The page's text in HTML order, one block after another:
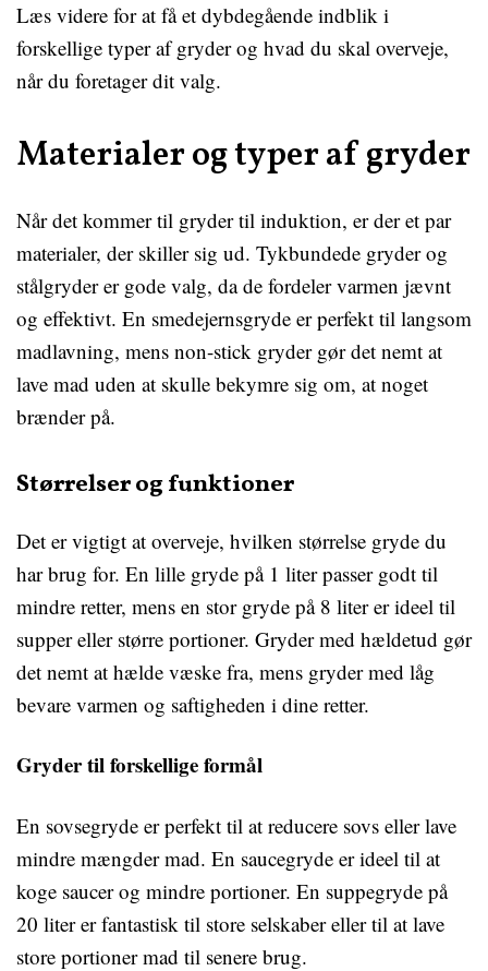
Læs videre for at få et dybdegående indblik i
forskellige typer af gryder og hvad du skal overveje,
når du foretager dit valg.
Materialer og typer af gryder
Når det kommer til gryder til induktion, er der et par
materialer, der skiller sig ud. Tykbundede gryder og
stålgryder er gode valg, da de fordeler varmen jævnt
og effektivt. En smedejernsgryde er perfekt til langsom
madlavning, mens non-stick gryder gør det nemt at
lave mad uden at skulle bekymre sig om, at noget
brænder på.
Størrelser og funktioner
Det er vigtigt at overveje, hvilken størrelse gryde du
har brug for. En lille gryde på 1 liter passer godt til
mindre retter, mens en stor gryde på 8 liter er ideel til
supper eller større portioner. Gryder med hældetud gør
det nemt at hælde væske fra, mens gryder med låg
bevare varmen og saftigheden i dine retter.
Gryder til forskellige formål
En sovsegryde er perfekt til at reducere sovs eller lave
mindre mængder mad. En saucegryde er ideel til at
koge saucer og mindre portioner. En suppegryde på
20 liter er fantastisk til store selskaber eller til at lave
store portioner mad til senere brug.